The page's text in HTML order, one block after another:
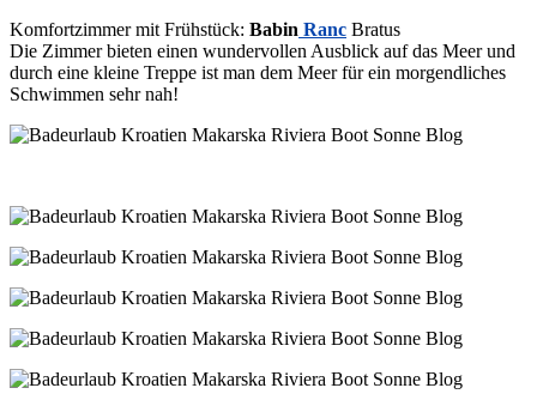
Komfortzimmer mit Frühstück: Babin Ranc Bratus
Die Zimmer bieten einen wundervollen Ausblick auf das Meer und
durch eine kleine Treppe ist man dem Meer für ein morgendliches
Schwimmen sehr nah!